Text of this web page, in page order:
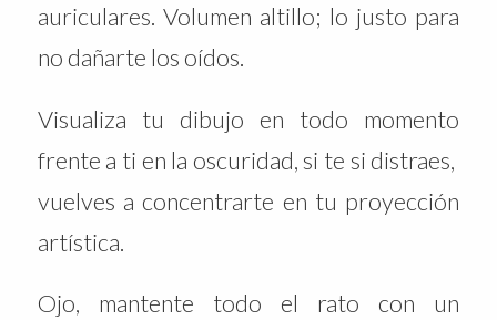
auriculares. Volumen altillo; lo justo para
no dañarte los oídos.
Visualiza tu dibujo en todo momento
frente a ti en la oscuridad, si te si distraes,
vuelves a concentrarte en tu proyección
artística.
Ojo, mantente todo el rato con un